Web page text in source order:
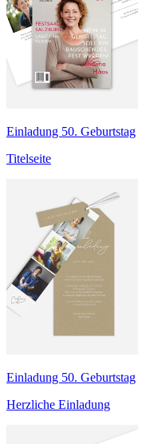
Einladung 50. Geburtstag
Titelseite
Einladung 50. Geburtstag
Herzliche Einladung